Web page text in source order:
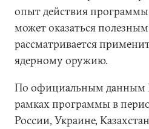
опыт действия
может оказаться
рассматривается
ядерному оружию.
По официальным данным
рамках программы в
России, Украине,